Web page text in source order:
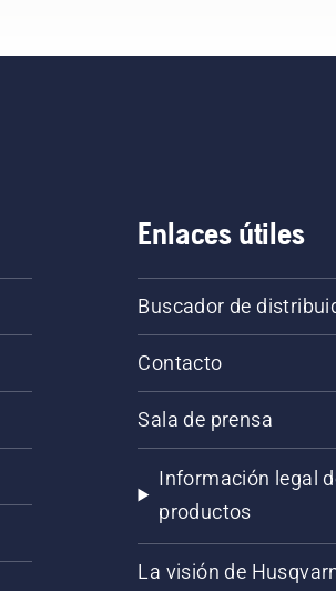
Enlaces útiles
Buscador de
Contacto
Sala de prensa
Información legal
productos
La visión de